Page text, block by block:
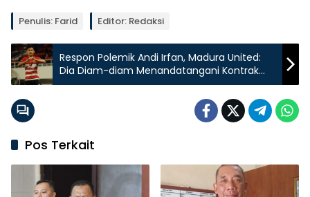
Penulis: Farid Editor: Redaksi
Respon Polemik Andi Irfan, Madura United:
Dia Diam-diam Menandatangani Kontrak
dengan Klub Lain
Pos Terkait